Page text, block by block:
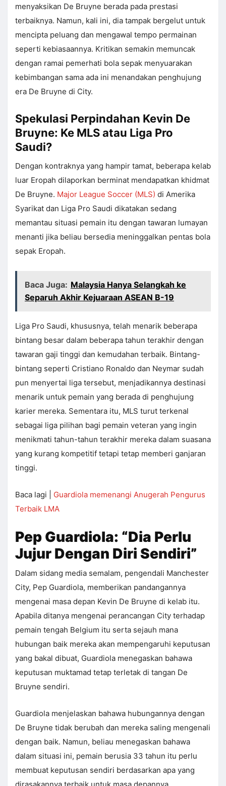
menyaksikan De Bruyne berada pada prestasi
terbaiknya. Namun, kali ini, dia tampak bergelut untuk
mencipta peluang dan mengawal tempo permainan
seperti kebiasaannya. Kritikan semakin memuncak
dengan ramai pemerhati bola sepak menyuarakan
kebimbangan sama ada ini menandakan penghujung
era De Bruyne di City.
Spekulasi Perpindahan Kevin De
Bruyne: Ke MLS atau Liga Pro
Saudi?
Dengan kontraknya yang hampir tamat, beberapa kelab
luar Eropah dilaporkan berminat mendapatkan khidmat
De Bruyne. Major League Soccer (MLS) di Amerika
Syarikat dan Liga Pro Saudi dikatakan sedang
memantau situasi pemain itu dengan tawaran lumayan
menanti jika beliau bersedia meninggalkan pentas bola
sepak Eropah.
Baca Juga: Malaysia Hanya Selangkah ke
Separuh Akhir Kejuaraan ASEAN B-19
Liga Pro Saudi, khususnya, telah menarik beberapa
bintang besar dalam beberapa tahun terakhir dengan
tawaran gaji tinggi dan kemudahan terbaik. Bintang-
bintang seperti Cristiano Ronaldo dan Neymar sudah
pun menyertai liga tersebut, menjadikannya destinasi
menarik untuk pemain yang berada di penghujung
karier mereka. Sementara itu, MLS turut terkenal
sebagai liga pilihan bagi pemain veteran yang ingin
menikmati tahun-tahun terakhir mereka dalam suasana
yang kurang kompetitif tetapi tetap memberi ganjaran
tinggi.
Baca lagi | Guardiola memenangi Anugerah Pengurus
Terbaik LMA
Pep Guardiola: “Dia Perlu
Jujur Dengan Diri Sendiri”
Dalam sidang media semalam, pengendali Manchester
City, Pep Guardiola, memberikan pandangannya
mengenai masa depan Kevin De Bruyne di kelab itu.
Apabila ditanya mengenai perancangan City terhadap
pemain tengah Belgium itu serta sejauh mana
hubungan baik mereka akan mempengaruhi keputusan
yang bakal dibuat, Guardiola menegaskan bahawa
keputusan muktamad tetap terletak di tangan De
Bruyne sendiri.
Guardiola menjelaskan bahawa hubungannya dengan
De Bruyne tidak berubah dan mereka saling mengenali
dengan baik. Namun, beliau menegaskan bahawa
dalam situasi ini, pemain berusia 33 tahun itu perlu
membuat keputusan sendiri berdasarkan apa yang